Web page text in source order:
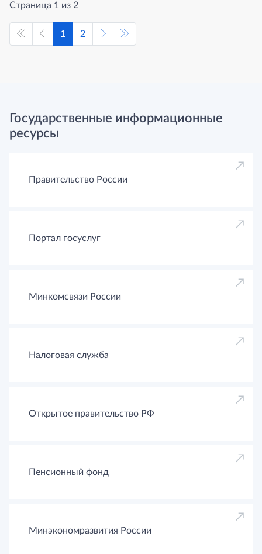
Страница 1 из 2
1 2
Государственные информационные
ресурсы
Правительство России
Портал госуслуг
Минкомсвязи России
Налоговая служба
Открытое правительство РФ
Пенсионный фонд
Минэкономразвития России